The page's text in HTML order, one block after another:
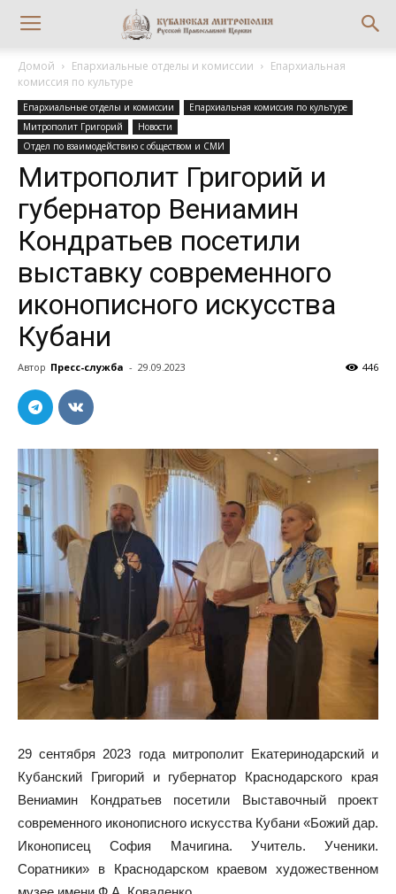
Домой Епархиальные отделы и комиссии
Епархиальная
комиссия по культуре
Епархиальные отделы и комиссии
Епархиальная комиссия по культуре
Митрополит Григорий
Новости
Отдел по взаимодействию с обществом и СМИ
Митрополит Григорий и
губернатор Вениамин
Кондратьев посетили
выставку современного
иконописного искусства
Кубани
Автор Пресс-служба - 29.09.2023 446
29 сентября 2023 года митрополит Екатеринодарский и
Кубанский Григорий и губернатор Краснодарского края
Вениамин Кондратьев посетили Выставочный проект
современного иконописного искусства Кубани «Божий дар.
Иконописец София Мачигина. Учитель. Ученики.
Соратники» в Краснодарском краевом художественном